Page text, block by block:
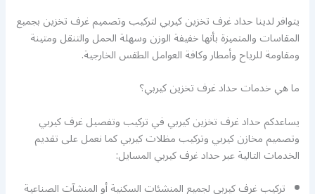
يتوافر لدينا حداد غرف تخزين كيربي لتركيب وتصميم غرف تخزين بجميع
المقاسات والمتميزة بأنها خفيفة الوزن وسهلة الحمل والتنقل ومتينة
ومقاومة للرياح وأمطار وكافة العوامل الطقس الخارجية.
ما هي خدمات حداد غرف تخزين كيربي؟
يساعدكم حداد غرف تخزين كيربي في تركيب وتفصيل غرف كيربي
وتصميم مخازن كيربي وتركيب مظلات كيربي كما نعمل على تقديم
الخدمات التالية عبر حداد غرف كيربي المسايل:
تركيب غرف كيربي لجميع المنشئات السكنية أو المنشآت الصناعية